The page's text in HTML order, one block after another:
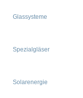
Glassysteme
Spezialgläser
Solarenergie